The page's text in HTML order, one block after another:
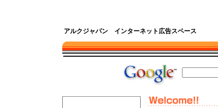
アルクジャパン インターネット広告スペース